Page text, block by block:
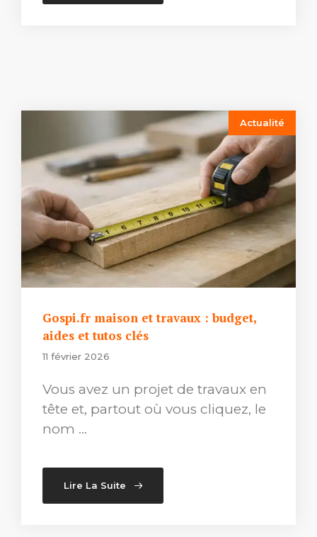
Actualité
Gospi.fr maison et travaux : budget,
aides et tutos clés
11 février 2026
Vous avez un projet de travaux en
tête et, partout où vous cliquez, le
nom …
Lire La Suite